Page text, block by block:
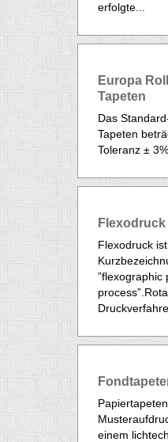
erfolgte...
Europa
Tapeten
Das
Tapeten
Toleranz ±
Flexodruck
Flexodruck
”flexographic
einem